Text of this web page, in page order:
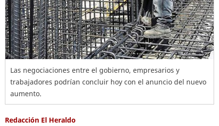
Las negociaciones entre el gobierno, empresarios y
trabajadores podrían concluir hoy con el anuncio del nuevo
aumento.
Redacción El Heraldo